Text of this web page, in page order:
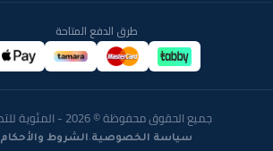
طرق الدفع المتاحة
جميع الحقوق محفوظة © 2026 - المئوية للتدريب
سياسة الخصوصية·الشروط والأحكام